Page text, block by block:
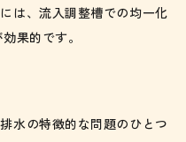
は、流入調整槽での均一化
果的です。
水の特徴的な問題のひとつ